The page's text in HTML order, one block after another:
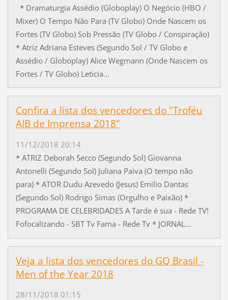
* Dramaturgia Assédio (Globoplay) O Negócio (HBO /
Mixer) O Tempo Não Para (TV Globo) Onde Nascem os
Fortes (TV Globo) Sob Pressão (TV Globo / Conspiração)
* Atriz Adriana Esteves (Segundo Sol / TV Globo e
Assédio / Globoplay) Alice Wegmann (Onde Nascem os
Fortes / TV Globo) Leticia...
Confira a lista dos vencedores do "Troféu
AIB de Imprensa 2018"
11/12/2018 20:14
* ATRIZ Deborah Secco (Segundo Sol) Giovanna
Antonelli (Segundo Sol) Juliana Paiva (O tempo não
para) * ATOR Dudu Azevedo (Jesus) Emilio Dantas
(Segundo Sol) Rodrigo Simas (Orgulho e Paixão) *
PROGRAMA DE CELEBRIDADES A Tarde é sua - Rede TV!
Fofocalizando - SBT Tv Fama - Rede Tv * JORNAL...
Veja a lista dos vencedores do GQ Brasil -
Men of the Year 2018
28/11/2018 01:15